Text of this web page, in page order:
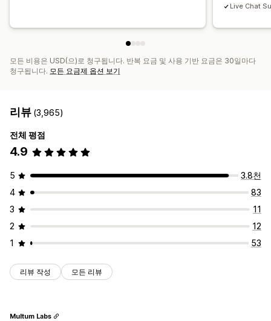
Live Chat
모든 비용은 USD(으)로 청구됩니다. 반복 요금 및 사용 기반 요금은 30일마다
청구됩니다. 모든 요금제 옵션 보기
리뷰 (3,965)
전체 평점
4.9
5
3.8천
4
83
3
11
2
12
1
53
리뷰 작성 모든 리뷰
Multum Labs